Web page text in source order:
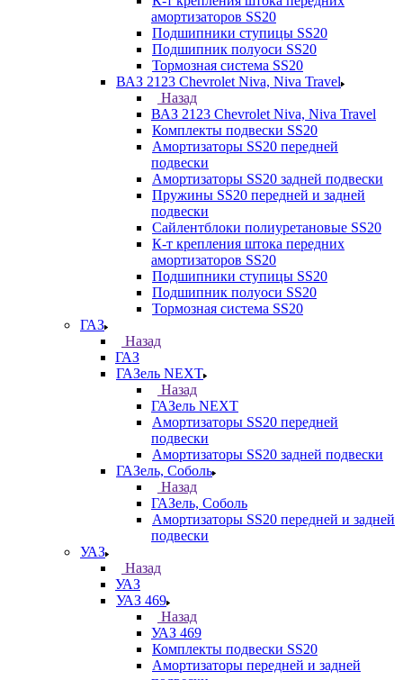
амортизаторов SS20
Подшипники ступицы SS20
Подшипник полуоси SS20
Тормозная система SS20
ВАЗ 2123 Chevrolet Niva, Niva Travel
Назад
ВАЗ 2123 Chevrolet Niva, Niva Travel
Комплекты подвески SS20
Амортизаторы SS20 передней
подвески
Амортизаторы SS20 задней подвески
Пружины SS20 передней и задней
подвески
Сайлентблоки полиуретановые SS20
К-т крепления штока передних
амортизаторов SS20
Подшипники ступицы SS20
Подшипник полуоси SS20
Тормозная система SS20
ГАЗ
Назад
ГАЗ
ГАЗель NEXT
Назад
ГАЗель NEXT
Амортизаторы SS20 передней
подвески
Амортизаторы SS20 задней подвески
ГАЗель, Соболь
Назад
ГАЗель, Соболь
Амортизаторы SS20 передней и задней
подвески
УАЗ
Назад
УАЗ
УАЗ 469
Назад
УАЗ 469
Комплекты подвески SS20
Амортизаторы передней и задней